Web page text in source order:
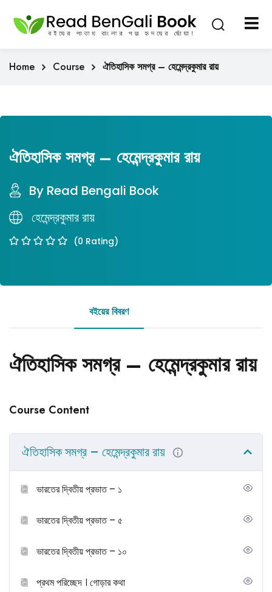
Home Course ঐতিহাসিক সমগ্র – হেমেন্দ্রকুমার রায়
ঐতিহাসিক সমগ্র – হেমেন্দ্রকুমার রায়
By Read Bengali Book
হেমেন্দ্রকুমার রায়
(0 Rating)
বইয়ের বিবরণ
ঐতিহাসিক সমগ্র – হেমেন্দ্রকুমার রায়
Course Content
ঐতিহাসিক সমগ্র – হেমেন্দ্রকুমার রায়
ভারতের দ্বিতীয় প্রভাত – ১
ভারতের দ্বিতীয় প্রভাত – ৫
ভারতের দ্বিতীয় প্রভাত – ১০
প্রথম পরিচ্ছেদ । গোড়ার কথা
Sign in Sign up
Sign in
Remember me